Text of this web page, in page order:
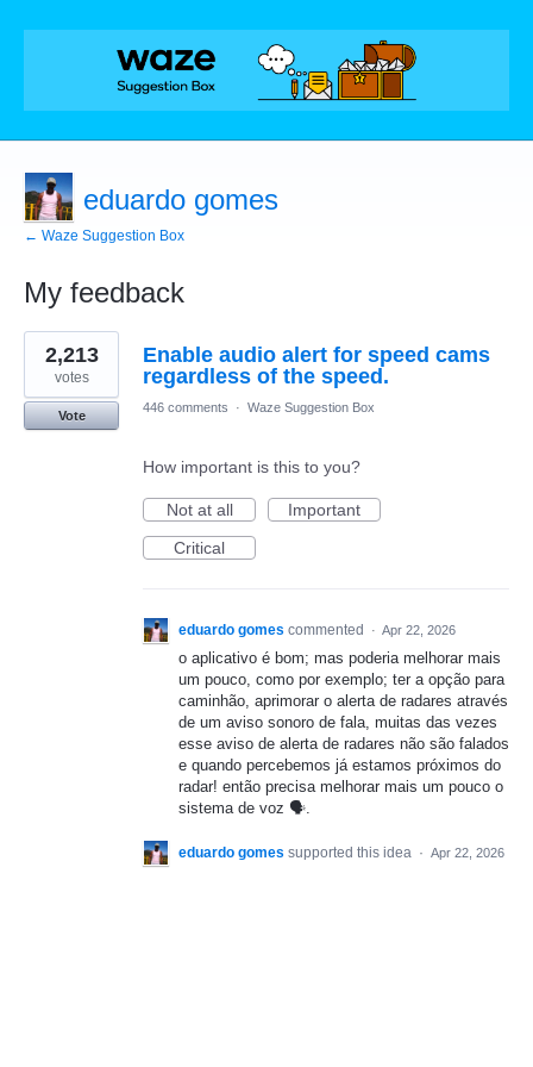
eduardo gomes
← Waze Suggestion Box
My feedback
1
result
found
Enable audio alert for speed cams
regardless of the speed.
2,213
votes
Vote
446 comments · Waze Suggestion Box
How important is this to you?
Not at all
Important
Critical
eduardo gomes commented · Apr 22, 2026
o aplicativo é bom; mas poderia melhorar mais
um pouco, como por exemplo; ter a opção para
caminhão, aprimorar o alerta de radares através
de um aviso sonoro de fala, muitas das vezes
esse aviso de alerta de radares não são falados
e quando percebemos já estamos próximos do
radar! então precisa melhorar mais um pouco o
sistema de voz 🗣️.
eduardo gomes supported this idea · Apr 22, 2026